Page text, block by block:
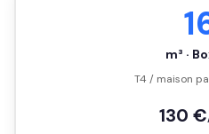
m³ ·
T4 / maison
130 €